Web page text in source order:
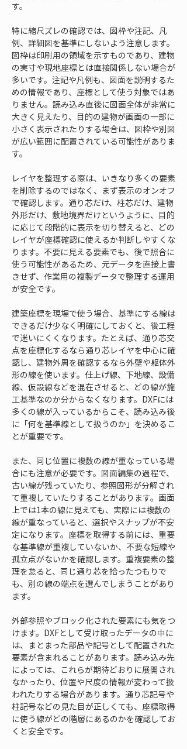
す。
特に縮尺ズレの確認では、図枠や注記、凡
例、詳細図を基準にしないよう注意します。
図枠は印刷用の領域を示すものであり、建物
の実寸や現地座標とは直接関係しない場合が
多いです。注記や凡例も、図面を説明するた
めの情報であり、座標として使う対象ではあ
りません。読み込み直後に図面全体が非常に
大きく見えたり、目的の建物が画面の一部に
小さく表示されたりする場合は、図枠や別図
が広い範囲に配置されている可能性がありま
す。
レイヤを整理する際は、いきなり多くの要素
を削除するのではなく、まず表示のオンオフ
で確認します。通り芯だけ、柱芯だけ、建物
外形だけ、敷地境界だけというように、目的
に応じて段階的に表示を切り替えると、どの
レイヤが座標確認に使えるか判断しやすくな
ります。不要に見える要素でも、後で照合に
使う可能性があるため、元データを直接上書
きせず、作業用の複製データで整理する運用
が安全です。
建築座標を現場で使う場合、基準にする線は
できるだけ少なく明確にしておくと、後工程
で迷いにくくなります。たとえば、通り芯交
点を座標化するなら通り芯レイヤを中心に確
認し、建物外周を確認するなら外壁や躯体外
形の線を使います。仕上げ線、下地線、設備
線、仮設線などを混在させると、どの線が施
工基準なのか分からなくなります。DXFには
多くの線が入っているからこそ、読み込み後
に「何を基準線として扱うのか」を決めるこ
とが重要です。
また、同じ位置に複数の線が重なっている場
合にも注意が必要です。図面編集の過程で、
古い線が残っていたり、参照図形が分解され
て重複していたりすることがあります。画面
上では1本の線に見えても、実際には複数の
線が重なっていると、選択やスナップが不安
定になります。座標を取得する前には、重要
な基準線が重複していないか、不要な短線や
孤立点がないかを確認します。重複要素の整
理を怠ると、同じ通り芯を拾ったつもりで
も、別の線の端点を選んでしまうことがあり
ます。
外部参照やブロック化された要素にも気をつ
けます。DXFとして受け取ったデータの中に
は、まとまった部品や記号として配置された
要素が含まれることがあります。読み込み先
によっては、これらが期待どおりに展開され
なかったり、位置や尺度の情報が変わって扱
われたりする場合があります。通り芯記号や
柱記号などの見た目が正しくても、座標取得
に使う線がどの階層にあるのかを確認してお
くと安全です。